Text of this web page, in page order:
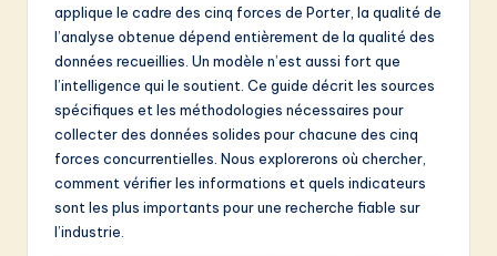
in
A
applique le cadre des cinq forces de Porter, la qualité de
l’analyse obtenue dépend entièrement de la qualité des
données recueillies. Un modèle n’est aussi fort que
l’intelligence qui le soutient. Ce guide décrit les sources
spécifiques et les méthodologies nécessaires pour
collecter des données solides pour chacune des cinq
forces concurrentielles. Nous explorerons où chercher,
comment vérifier les informations et quels indicateurs
sont les plus importants pour une recherche fiable sur
l’industrie.